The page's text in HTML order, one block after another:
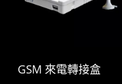
GSM 來電轉接盒